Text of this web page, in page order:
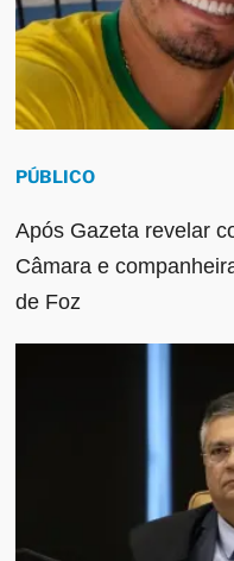
PÚBLICO
Após Gazeta revelar
Câmara e
de Foz